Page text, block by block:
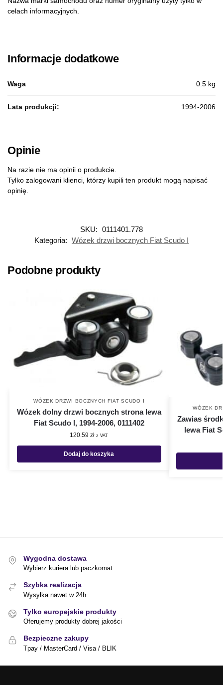
celach informacyjnych.
Informacje dodatkowe
Waga 0.5 kg
Lata produkcji: 1994-2006
Opinie
Na razie nie ma opinii o produkcie.
Tylko zalogowani klienci, którzy kupili ten produkt mogą napisać
opinię.
SKU: 0111401.778
Kategoria: Wózek drzwi bocznych Fiat Scudo I
Podobne produkty
WÓZEK DRZWI BOCZNYCH FIAT SCUDO I
Wózek dolny drzwi bocznych strona lewa
Fiat Scudo I, 1994-2006, 0111402
120.59zł z VAT
Dodaj do koszyka
WÓZEK
Zawias
lewa Fiat
Wygodna dostawa
Wybierz kuriera lub paczkomat
Szybka realizacja
Wysyłka nawet w 24h
Tylko europejskie produkty
Oferujemy produkty dobrej jakości
Bezpieczne zakupy
Tpay / MasterCard / Visa / BLIK